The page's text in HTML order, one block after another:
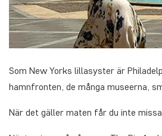
Som New Yorks lillasyster är
hamnfronten, de många museerna,
När det gäller maten får du inte